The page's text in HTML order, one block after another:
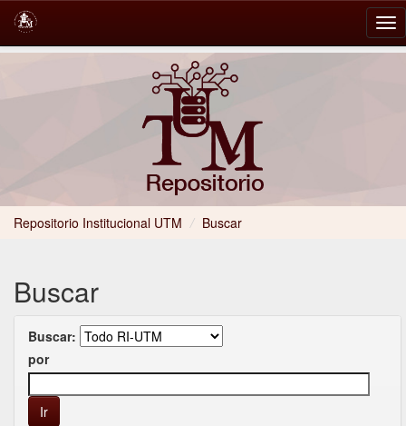
Repositorio Institucional UTM / Buscar
Buscar
Buscar:
por